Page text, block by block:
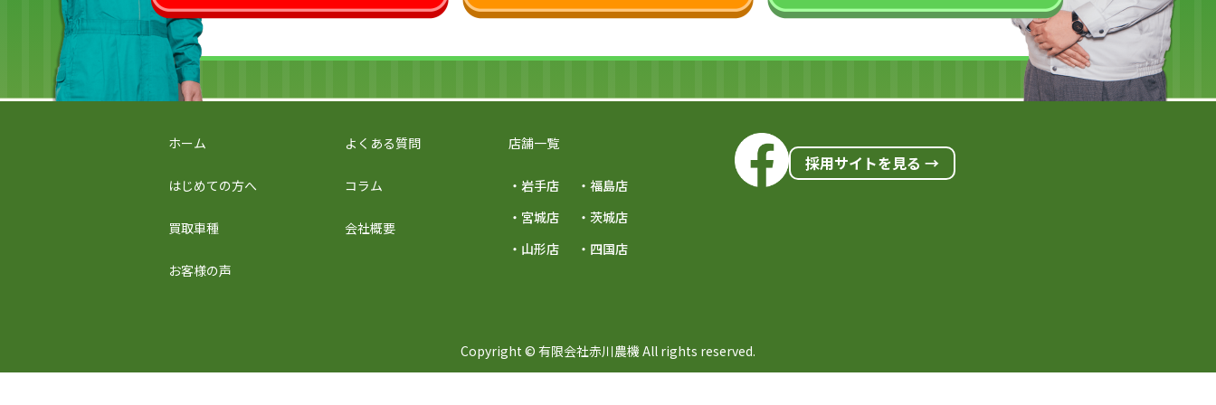
ホーム
はじめての方へ
買取車種
お客様の声
よくある質問
コラム
会社概要
店舗一覧
・岩手店
・宮城店
・山形店
・福島店
・茨城店
・四国店
採用サイトを見る →
Copyright © 有限会社赤川農機 All rights reserved.